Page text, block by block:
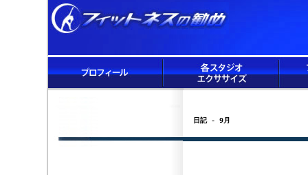
日記 - 9月